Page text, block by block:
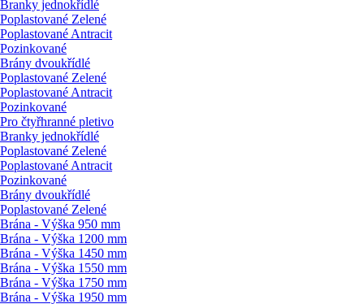
Branky jednokřídlé
Poplastované Zelené
Poplastované Antracit
Pozinkované
Brány dvoukřídlé
Poplastované Zelené
Poplastované Antracit
Pozinkované
Pro čtyřhranné pletivo
Branky jednokřídlé
Poplastované Zelené
Poplastované Antracit
Pozinkované
Brány dvoukřídlé
Poplastované Zelené
Brána - Výška 950 mm
Brána - Výška 1200 mm
Brána - Výška 1450 mm
Brána - Výška 1550 mm
Brána - Výška 1750 mm
Brána - Výška 1950 mm